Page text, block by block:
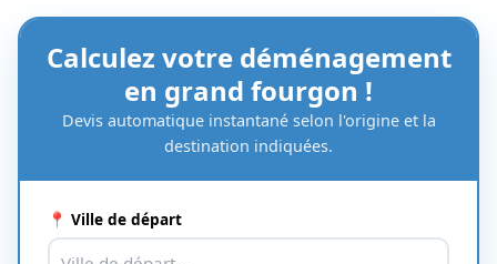
Calculez votre déménagement
en grand fourgon !
Devis automatique instantané selon l'origine et la
destination indiquées.
📍 Ville de départ